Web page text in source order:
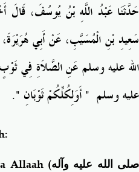
حَدَّثَنَا عَبْدُ اللَّهِ بْنُ يُوسُفَ، قَالَ
سَعِيدِ بْنِ الْمُسَيَّبِ، عَنْ أَبِي
الله عليه وسلم عَنِ الصَّلاَةِ فِي
عليه وسلم ‏ "‏ أَوَلِكُلِّكُمْ ثَوْبَانِ ‏ "
‏‏.‏
Allaah (صلى الله عليه وآله